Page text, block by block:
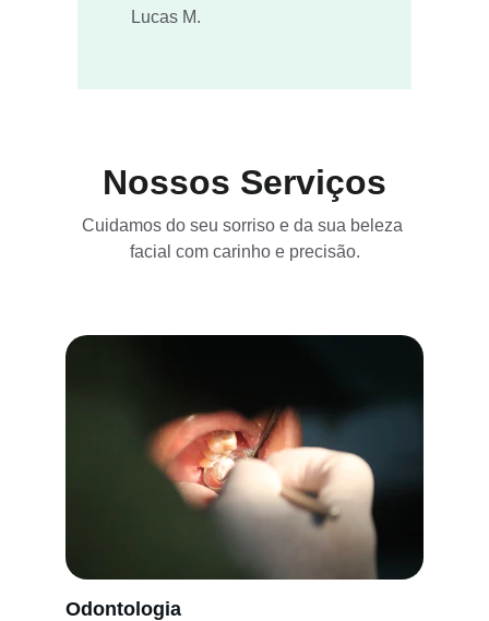
Lucas M.
Nossos Serviços
Cuidamos do seu sorriso e da sua beleza
facial com carinho e precisão.
Odontologia